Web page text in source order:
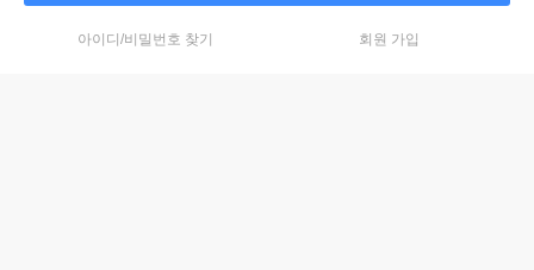
아이디/비밀번호 찾기 회원 가입